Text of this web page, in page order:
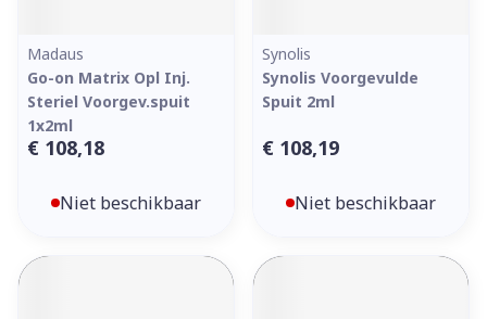
Madaus
Go-on Matrix Opl Inj.
Steriel Voorgev.spuit
1x2ml
€ 108,18
Niet beschikbaar
Synolis
Synolis Voorgevulde
Spuit 2ml
€ 108,19
Niet beschikbaar